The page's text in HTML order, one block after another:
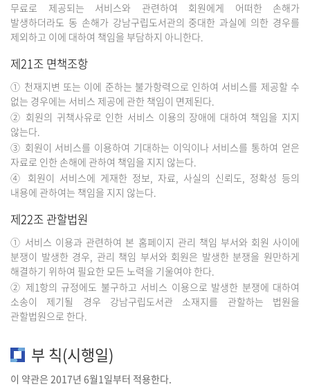
무료로 제공되는 서비스와 관련하여 회원에게 어떠한 손해가
발생하더라도 동 손해가 강남구립도서관의 중대한 과실에 의한 경우를
제외하고 이에 대하여 책임을 부담하지 아니한다.
제21조 면책조항
① 천재지변 또는 이에 준하는 불가항력으로 인하여 서비스를 제공할 수
없는 경우에는 서비스 제공에 관한 책임이 면제된다.
② 회원의 귀책사유로 인한 서비스 이용의 장애에 대하여 책임을 지지
않는다.
③ 회원이 서비스를 이용하여 기대하는 이익이나 서비스를 통하여 얻은
자료로 인한 손해에 관하여 책임을 지지 않는다.
④ 회원이 서비스에 게재한 정보, 자료, 사실의 신뢰도, 정확성 등의
내용에 관하여는 책임을 지지 않는다.
제22조 관할법원
① 서비스 이용과 관련하여 본 홈페이지 관리 책임 부서와 회원 사이에
분쟁이 발생한 경우, 관리 책임 부서와 회원은 발생한 분쟁을 원만하게
해결하기 위하여 필요한 모든 노력을 기울여야 한다.
② 제1항의 규정에도 불구하고 서비스 이용으로 발생한 분쟁에 대하여
소송이 제기될 경우 강남구립도서관 소재지를 관할하는 법원을
관할법원으로 한다.
부 칙(시행일)
이 약관은 2017년 6월1일부터 적용한다.